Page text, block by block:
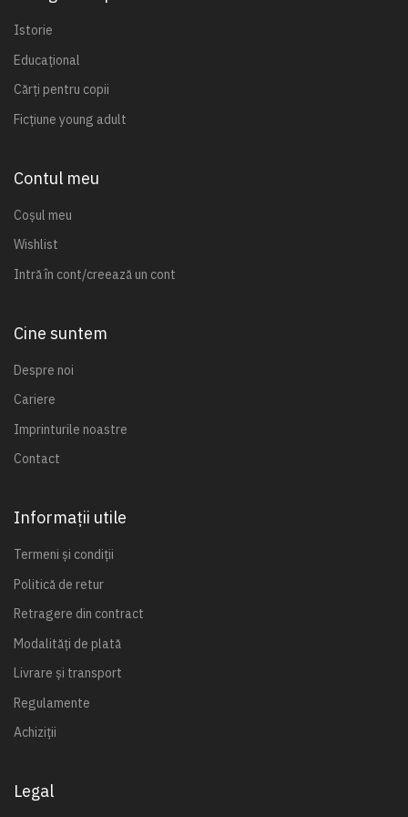
Istorie
Educațional
Cărți pentru copii
Ficțiune young adult
Contul meu
Coșul meu
Wishlist
Intră în cont/creează un cont
Cine suntem
Despre noi
Cariere
Imprinturile noastre
Contact
Informații utile
Termeni și condiții
Politică de retur
Retragere din contract
Modalități de plată
Livrare și transport
Regulamente
Achiziții
Legal